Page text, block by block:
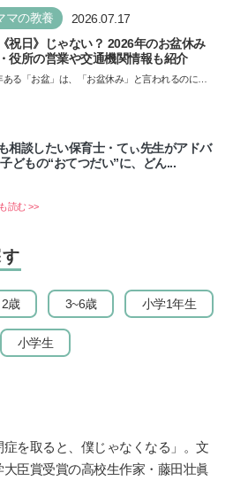
マの教養 2026.07.17
祝日》じゃない？ 2026年のお盆休み
役所の営業や交通機関情報も紹介
ある「お盆」は、「お盆休み」と言われるのに祝
相談したい保育士・てぃ先生がアドバ
どもの“おてつだい”に、どん...
読む >>
2歳 3~6歳 小学1年生
小学生
症を取ると、僕じゃなくなる」。文
大臣賞受賞の高校生作家・藤田壮眞